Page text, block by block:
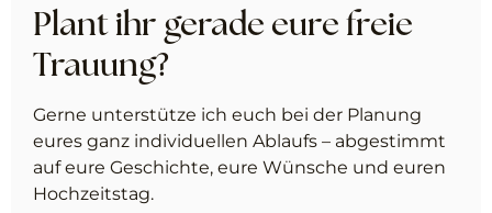
Plant ihr gerade eure freie
Trauung?
Gerne unterstütze ich euch bei der Planung
eures ganz individuellen Ablaufs – abgestimmt
auf eure Geschichte, eure Wünsche und euren
Hochzeitstag.